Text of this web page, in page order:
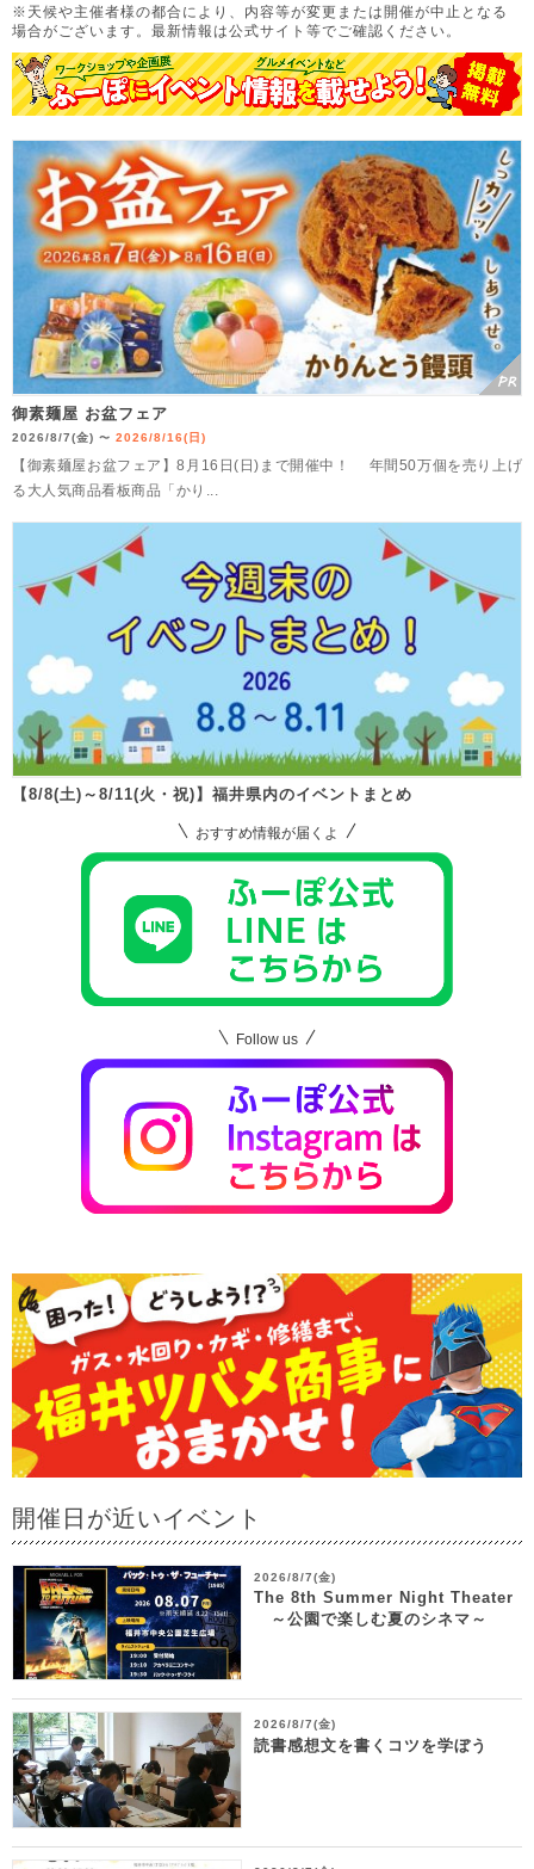
※天候や主催者様の都合により、内容等が変更または開催が中止となる
場合がございます。 最新情報は公式サイト等でご確認ください。
御素麺屋 お盆フェア
2026/8/7(金) 〜 2026/8/16(日)
【御素麺屋お盆フェア】8月16日(日)まで開催中！ 年間50万個を売り上げ
る大人気商品看板商品「かり...
【8/8(土)～8/11(火・祝)】福井県内のイベントまとめ
おすすめ情報が届くよ
Follow us
開催日が近いイベント
2026/8/7(金)
The 8th Summer Night Theater
～公園で楽しむ夏のシネマ～
2026/8/7(金)
読書感想文を書くコツを学ぼう